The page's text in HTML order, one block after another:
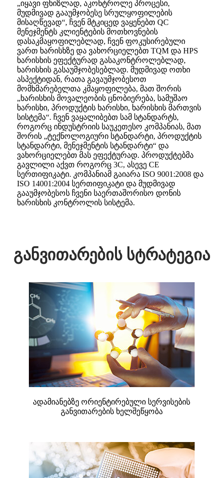
„იყავი ფხიზლად, აკონტროლე პროცესი,
მუდმივად გააუმჯობესე სრულყოფილების
მისაღწევად“, ჩვენ მტკიცედ ვაყენებთ QC
მენეჯმენტს კლიენტების მოთხოვნების
დასაკმაყოფილებლად, ჩვენ ფოკუსირებული
ვართ ხარისხზე და ვახორციელებთ TQM და HPS
ხარისხის ეფექტურად გასაკონტროლებლად,
ხარისხის გასაუმჯობესებლად. მუდმივად ოთხი
ასპექტიდან, რათა გავაუმჯობესოთ
მომხმარებელთა კმაყოფილება, მათ შორის
„ხარისხის მოვალეობის ცნობიერება, სამუშაო
ხარისხი, პროდუქტის ხარისხი, ხარისხის მართვის
სისტემა“. ჩვენ ვაყალიბებთ სამ სტანდარტს,
როგორც ინდუსტრიის საუკეთესო კომპანიას, მათ
შორის „ტექნოლოგიური სტანდარტი, პროდუქტის
სტანდარტი, მენეჯმენტის სტანდარტი“ და
ვახორციელებთ მას ეფექტურად. პროდუქტებმა
გავლილი აქვთ როგორც 3C, ასევე CE
სერთიფიკატი. კომპანიამ გაიარა ISO 9001:2008 და
ISO 14001:2004 სერთიფიკატი და მუდმივად
გააუმჯობესოს ჩვენი საერთაშორისო დონის
ხარისხის კონტროლის სისტემა.
განვითარების სტრატეგია
ადამიანებზე ორიენტირებული სერვისების
განვითარების ხელშეწყობა